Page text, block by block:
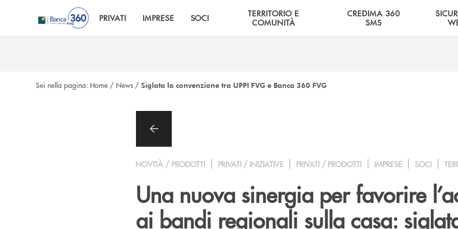
Salta al contenuto principale
PRIVATI IMPRESE SOCI
TERRITORIO E
COMUNITÀ
CREDIMA 360
SMS
Sei nella pagina: Home / News / Siglata la convenzione tra UPPI FVG e Banca 360 FVG
NOVITÀ / PRODOTTI PRIVATI / INIZIATIVE PRIVATI / PRODOTTI IMPRESE SOCI
Una nuova sinergia per favorire
ai bandi regionali sulla casa: